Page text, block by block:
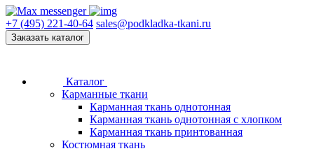
+7 (495) 221-40-64 sales@podkladka-tkani.ru
Заказать каталог
Каталог
Карманные ткани
Карманная ткань однотонная
Карманная ткань однотонная с хлопком
Карманная ткань принтованная
Костюмная ткань